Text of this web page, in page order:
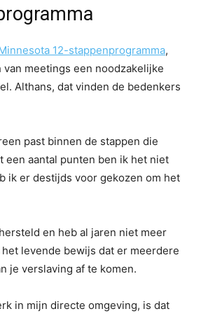
12-stappenprogramma,
meetings een noodzakelijke
Althans, dat vinden de bedenkers
past binnen de stappen die
een aantal punten ben ik het niet
ik er destijds voor gekozen om het
en heb al jaren niet meer
levende bewijs dat er meerdere
je verslaving af te komen.
in mijn directe omgeving, is dat